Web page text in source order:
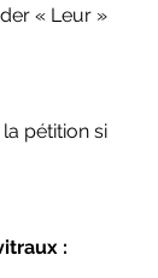
« Leur »
la pétition si
: